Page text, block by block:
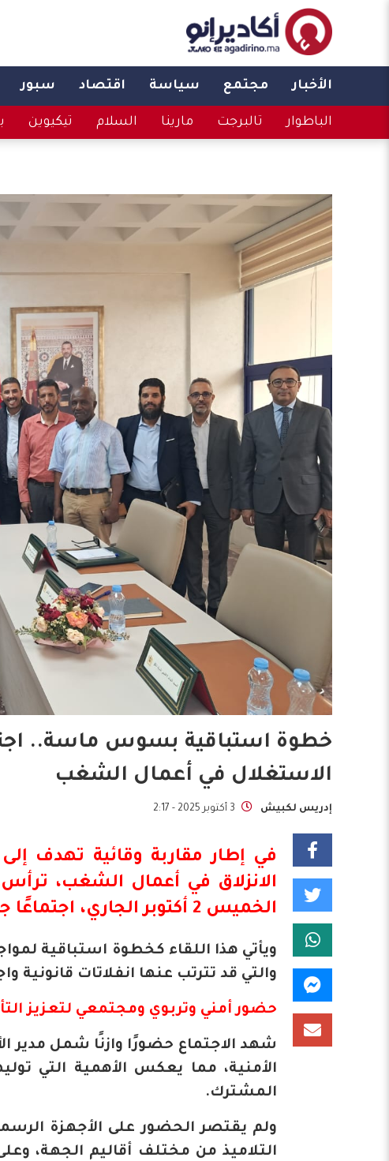
الأخبار مجتمع سياسة اقتصاد سبور
الباطوار تالبرجت مارينا السلام تيكيوين
خطوة استباقية بسوس ماسة..
الاستغلال في أعمال الشغب
إدريس لكبيش 3 أكتوبر 2025 - 2:17
في إطار مقاربة وقائية تهدف
الانزلاق في أعمال الشغب،
الخميس 2 أكتوبر الجاري، اجتماعًا جهويًا هامًا بمقر الولاية.
ويأتي هذا اللقاء كخطوة استباقية
والتي قد تترتب عنها انفلاتات قانونية
حضور أمني وتربوي ومجتمعي لتعزيز
شهد الاجتماع حضورًا وازنًا شمل مدير
الأمنية، مما يعكس الأهمية التي
المشترك.
ولم يقتصر الحضور على الأجهزة
التلاميذ من مختلف أقاليم الجهة،